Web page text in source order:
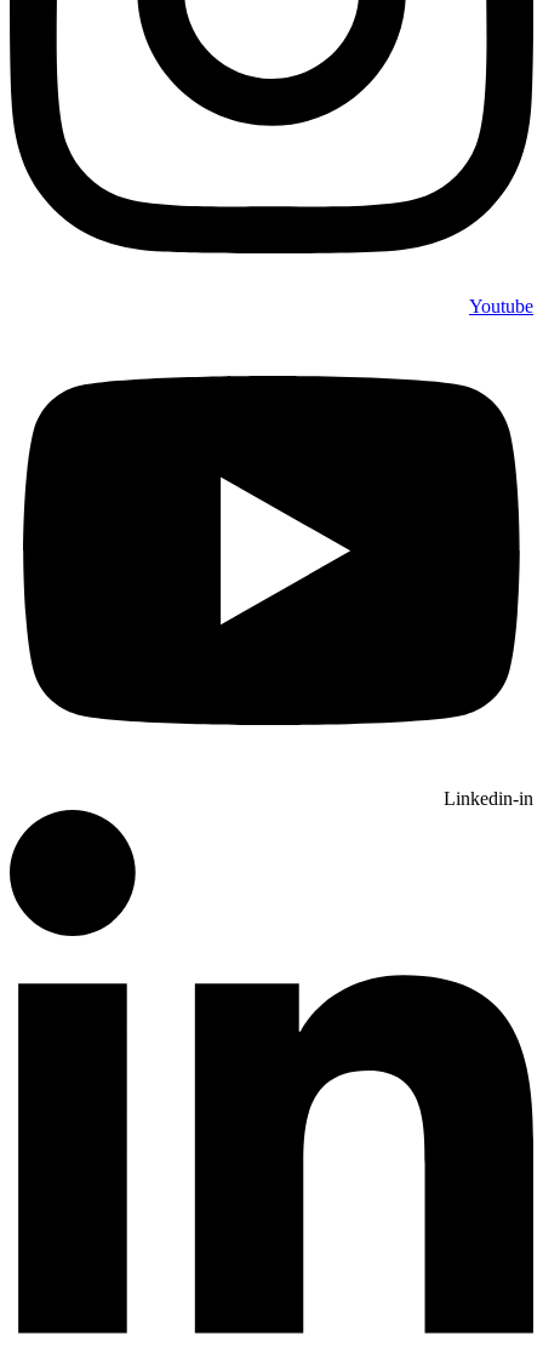
Youtube
Linkedin-in